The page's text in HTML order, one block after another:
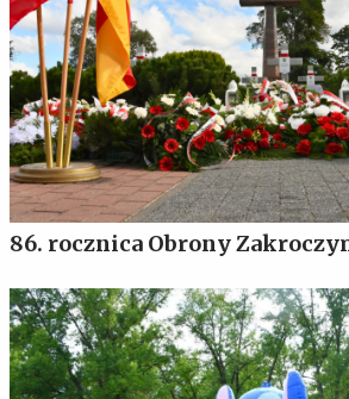
86. rocznica Obrony